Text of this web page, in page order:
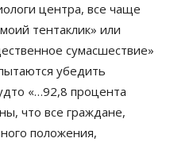
центра, все чаще
тентаклик» или
сумасшествие»
убедить
«…92,8 процента
что все граждане,
положения,